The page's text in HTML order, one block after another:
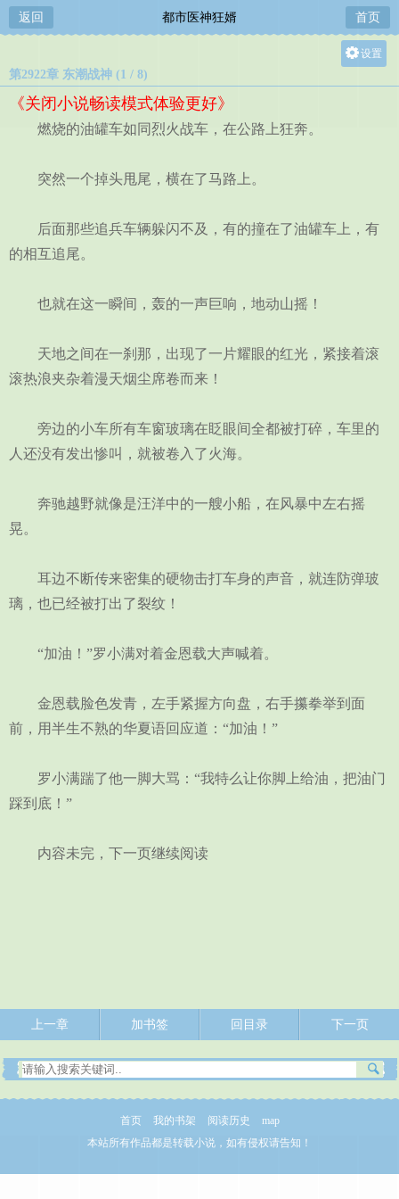
返回 都市医神狂婿 首页
设置
第2922章 东潮战神 (1 / 8)
《关闭小说畅读模式体验更好》
燃烧的油罐车如同烈火战车，在公路上狂奔。
突然一个掉头甩尾，横在了马路上。
后面那些追兵车辆躲闪不及，有的撞在了油罐车上，有
的相互追尾。
也就在这一瞬间，轰的一声巨响，地动山摇！
天地之间在一刹那，出现了一片耀眼的红光，紧接着滚
滚热浪夹杂着漫天烟尘席卷而来！
旁边的小车所有车窗玻璃在眨眼间全都被打碎，车里的
人还没有发出惨叫，就被卷入了火海。
奔驰越野就像是汪洋中的一艘小船，在风暴中左右摇
晃。
耳边不断传来密集的硬物击打车身的声音，就连防弹玻
璃，也已经被打出了裂纹！
“加油！”罗小满对着金恩载大声喊着。
金恩载脸色发青，左手紧握方向盘，右手攥拳举到面
前，用半生不熟的华夏语回应道：“加油！”
罗小满踹了他一脚大骂：“我特么让你脚上给油，把油门
踩到底！”
内容未完，下一页继续阅读
上一章 加书签 回目录 下一页
首页 我的书架 阅读历史
map
本站所有作品都是转载小说，如有侵权请告知！